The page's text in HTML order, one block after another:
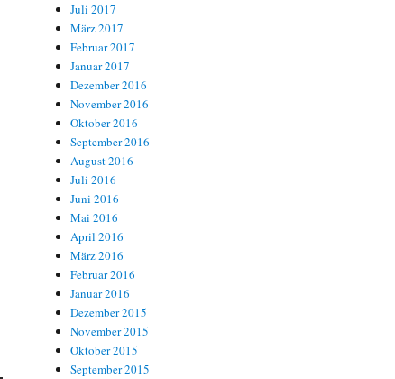
Juli 2017
März 2017
Februar 2017
Januar 2017
Dezember 2016
November 2016
Oktober 2016
September 2016
August 2016
Juli 2016
Juni 2016
Mai 2016
April 2016
März 2016
Februar 2016
Januar 2016
Dezember 2015
November 2015
Oktober 2015
September 2015